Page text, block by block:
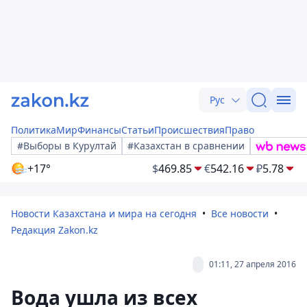
Рус
ПолитикаМирФинансыСтатьиПроисшествияПраво
#Выборы в Курултай
#Казахстан в сравнении
+17° $469.85 €542.16 ₽5.78
Новости Казахстана и мира на сегодня
Все новости
Редакция Zakon.kz
01:11, 27 апреля 2016
Вода ушла из всех